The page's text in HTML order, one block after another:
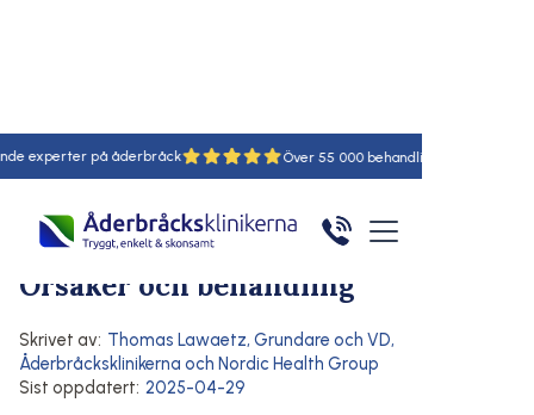
på åderbråck 55
Hem/Artiklar/Här
Symtom på åderbråck Orsaker och riskfaktorer
Blåmärken utan anledning –
Orsaker och behandling
Skrivet av: Thomas Lawaetz, Grundare och VD,
Åderbråcksklinikerna och Nordic Health Group
Sist oppdatert: 2025-04-29